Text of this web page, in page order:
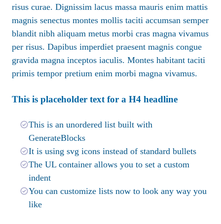
risus curae. Dignissim lacus massa mauris enim mattis
magnis senectus montes mollis taciti accumsan semper
blandit nibh aliquam metus morbi cras magna vivamus
per risus. Dapibus imperdiet praesent magnis congue
gravida magna inceptos iaculis. Montes habitant taciti
primis tempor pretium enim morbi magna vivamus.
This is placeholder text for a H4 headline
This is an unordered list built with
GenerateBlocks
It is using svg icons instead of standard bullets
The UL container allows you to set a custom
indent
You can customize lists now to look any way you
like